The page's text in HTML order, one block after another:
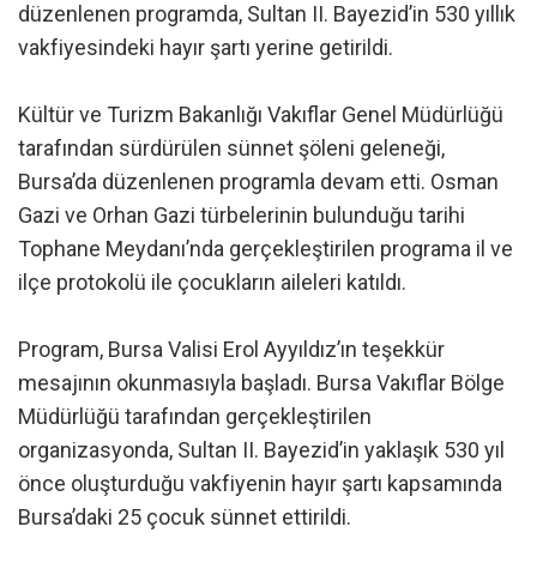
düzenlenen programda, Sultan II. Bayezid’in 530 yıllık
vakfiyesindeki hayır şartı yerine getirildi.
Kültür ve Turizm Bakanlığı Vakıflar Genel Müdürlüğü
tarafından sürdürülen sünnet şöleni geleneği,
Bursa’da düzenlenen programla devam etti. Osman
Gazi ve Orhan Gazi türbelerinin bulunduğu tarihi
Tophane Meydanı’nda gerçekleştirilen programa il ve
ilçe protokolü ile çocukların aileleri katıldı.
Program, Bursa Valisi Erol Ayyıldız’ın teşekkür
mesajının okunmasıyla başladı. Bursa Vakıflar Bölge
Müdürlüğü tarafından gerçekleştirilen
organizasyonda, Sultan II. Bayezid’in yaklaşık 530 yıl
önce oluşturduğu vakfiyenin hayır şartı kapsamında
Bursa’daki 25 çocuk sünnet ettirildi.